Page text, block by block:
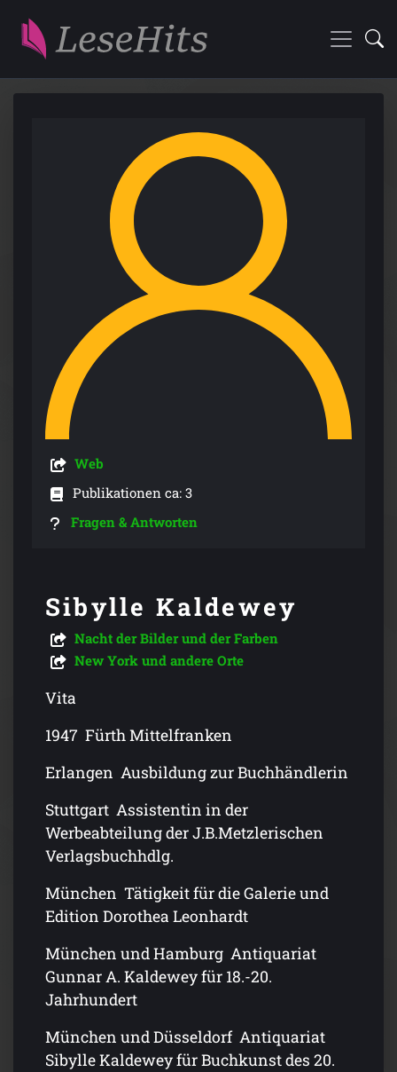
Web
Publikationen ca: 3
Fragen & Antworten
Sibylle Kaldewey
Nacht der Bilder und der Farben
New York und andere Orte
Vita
1947 Fürth Mittelfranken
Erlangen Ausbildung zur Buchhändlerin
Stuttgart Assistentin in der
Werbeabteilung der J.B.Metzlerischen
Verlagsbuchhdlg.
München Tätigkeit für die Galerie und
Edition Dorothea Leonhardt
München und Hamburg Antiquariat
Gunnar A. Kaldewey für 18.-20.
Jahrhundert
München und Düsseldorf Antiquariat
Sibylle Kaldewey für Buchkunst des 20.